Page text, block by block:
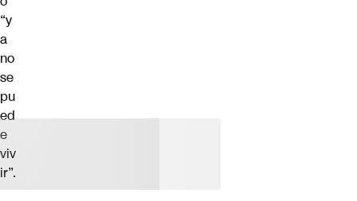
“y
a
no
se
pu
ed
e
viv
ir”.